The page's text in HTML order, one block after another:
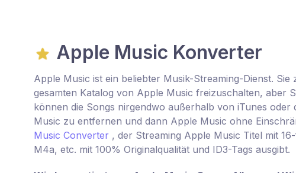
Apple Music Konverter
Apple Music ist ein beliebter Musik-Streaming-Dienst.
gesamten Katalog von Apple Music freizuschalten, aber
können die Songs nirgendwo außerhalb von iTunes
Music zu entfernen und dann Apple Music ohne
Music Converter , der Streaming Apple Music Titel mit
M4a, etc. mit 100% Originalqualität und ID3-Tags ausgibt.